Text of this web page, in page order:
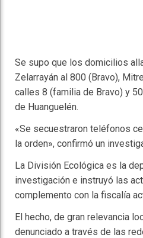
Se supo que los domicilios
Zelarrayán al 800 (Bravo),
calles 8 (familia de Bravo) y
de Huanguelén.
«Se secuestraron teléfonos
la orden», confirmó un
La División Ecológica es la
investigación e instruyó las
complemento con la fiscalía
El hecho, de gran relevancia
denunciado a través de las